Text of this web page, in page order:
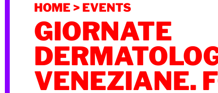
HOME > EVENTS
GIORNATE
VENEZIANE.